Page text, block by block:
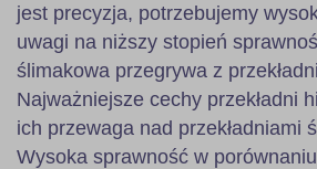
jest precyzja, potrzebujemy
uwagi na niższy stopień
ślimakowa przegrywa z
Najważniejsze cechy przekładni
ich przewaga nad przekładniami
Wysoka sprawność w